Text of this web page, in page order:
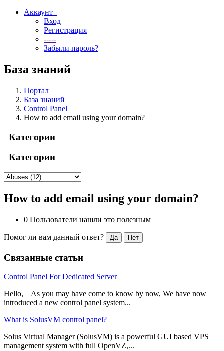
Аккаунт
Вход
Регистрация
-----
Забыли пароль?
База знаний
Портал
База знаний
Control Panel
How to add email using your domain?
Категории
Категории
How to add email using your domain?
0 Пользователи нашли это полезным
Помог ли вам данный ответ? Да Нет
Связанные статьи
Control Panel For Dedicated Server
Hello, As you may have come to know by now, We have now
introduced a new control panel system...
What is SolusVM control panel?
Solus Virtual Manager (SolusVM) is a powerful GUI based VPS
management system with full OpenVZ,...